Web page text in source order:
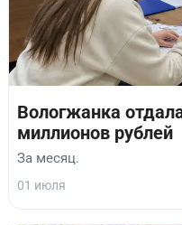
Вологжанка
миллионов рублей
За месяц.
01 июля